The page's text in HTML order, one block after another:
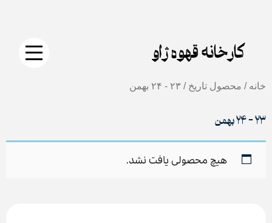
contentکارخانه قهوه ژاو
خانه / محصول تاریخ / ۲۳ - ۲۴ بهمن
۲۳ - ۲۴ بهمن
هیچ محصولی یافت نشد.